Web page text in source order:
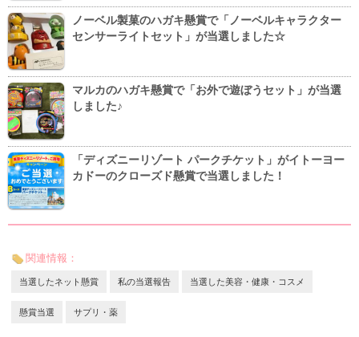
ノーベル製菓のハガキ懸賞で「ノーベルキャラクター
センサーライトセット」が当選しました☆
マルカのハガキ懸賞で「お外で遊ぼうセット」が当選
しました♪
「ディズニーリゾート パークチケット」がイトーヨー
カドーのクローズド懸賞で当選しました！
関連情報：
当選したネット懸賞 私の当選報告 当選した美容・健康・コスメ
懸賞当選 サプリ・薬